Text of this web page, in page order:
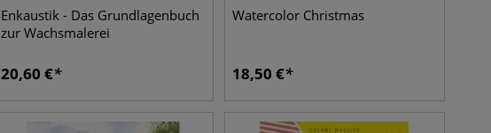
Enkaustik - Das Grundlagenbuch
zur Wachsmalerei
20,60 €
Watercolor Christmas
18,50 €